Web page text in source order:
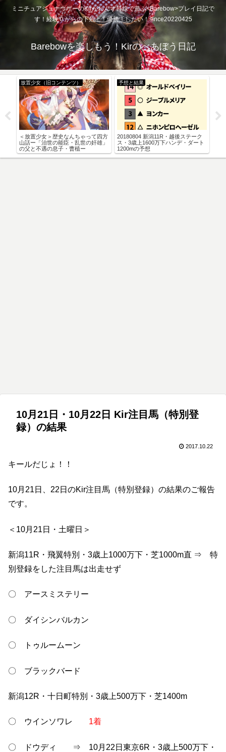
ミニチュアシュナウザーのKirがわんず目線で遊ぶ<Barebow>プレイ日記で
す！経験０からの下剋上！優勝！したい！since20220425
Barebowを楽しもう！Kirのべあぼう日記
放置少女（旧コンテンツ）
＜放置少女＞歴史なんちゃって四方
山話ー「治世の能臣・乱世の奸雄」
の父と不遇の息子・曹植ー
予想と結果
20180804 新潟11R・越後ステーク
ス・3歳上1600万下ハンデ・ダート
1200mの予想
10月21日・10月22日 Kir注目馬（特別登
録）の結果
2017.10.22
キールだじょ！！
10月21日、22日のKir注目馬（特別登録）の結果のご報告
です。
＜10月21日・土曜日＞
新潟11R・飛翼特別・3歳上1000万下・芝1000m直 ⇒ 特
別登録をした注目馬は出走せず
〇 アースミステリー
〇 ダイシンバルカン
〇 トゥルームーン
〇 ブラックバード
新潟12R・十日町特別・3歳上500万下・芝1400m
〇 ウインソワレ 1着
〇 ドウディ ⇒ 10月22日東京6R・3歳上500万下・